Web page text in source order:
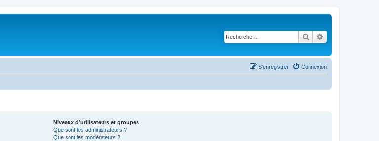
Rechercher
Connexion
S’enregistrer
Niveaux d’utilisateurs et groupes
Que sont les administrateurs ?
Que sont les modérateurs ?